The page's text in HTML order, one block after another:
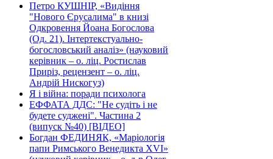
Петро КУШНІР, «Видіння
"Нового Єрусалима" в книзі
Одкровення Йоана Богослова
(Од. 21). Інтертекстуально-
богословський аналіз» (науковий
керівник – о. ліц. Ростислав
Приріз, рецензент – о. ліц.
Андрій Нискогуз)
Я і війна: поради психолога
ЕФФАТА ДДС: "Не судіть і не
будете суджені". Частина 2
(випуск №40) [ВІДЕО]
Богдан ФЕДИНЯК, «Маріологія
папи Римського Венедикта XVI»